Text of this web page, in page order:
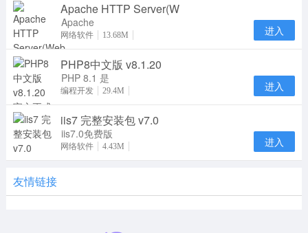
下一个高性能
的 HT
Apache HTTP Server(W
Apache
HTTP Server
通俗地称为
Apache，是
一个开放源码
网络软件 13.68M 进入
PHP8中文版 v8.1.20
PHP 8.1 是
PHP 语言的
新。它包含了
许多
编程开发 29.4M 进入
iis7 完整安装包 v7.0
iis7.0免费版
是微软Web
网络软件 4.43M 进入
友情链接